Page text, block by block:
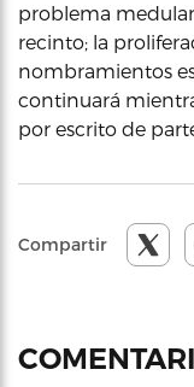
problema
recinto; la
nombramientos
continuará
por escrito de
Compartir